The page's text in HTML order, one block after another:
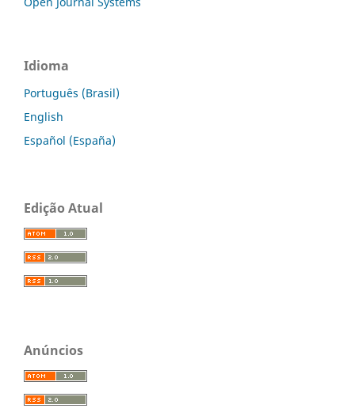
Idioma
Português (Brasil)
English
Español (España)
Edição Atual
Anúncios